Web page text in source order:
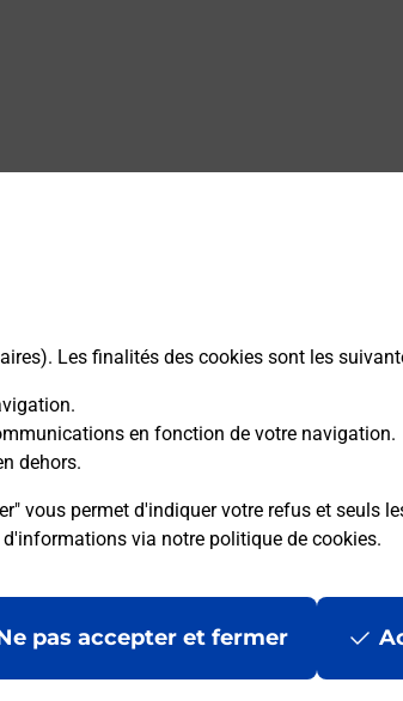
Les finalités des cookies sont les
en fonction de votre navigation.
dehors.
vous permet d'indiquer votre refus et seuls
d'informations via notre politique de cookies.
pas accepter et fermer